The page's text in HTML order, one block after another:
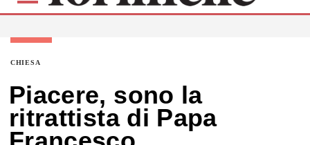
CHIESA
Piacere, sono la
ritrattista di Papa